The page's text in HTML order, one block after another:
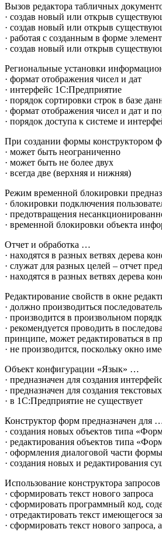
Вызов редактора табличных
· создав новый или открыв
· создав новый или открыв
· работая с созданным в форме
· создав новый или открыв
Региональные установки
· формат отображения чисел и дат
· интерфейс 1С:Предприятие
· порядок сортировки строк в базе
· формат отображения чисел и дат и
· порядок доступа к системе и
При создании формы конструктором
· может быть неограниченно
· может быть не более двух
· всегда две (верхняя и нижняя)
Режим временной блокировки
· блокировки подключения
· предотвращения
· временной блокировки объекта
Отчет и обработка …
· находятся в разных ветвях дерева
· cлужат для разных целей – отчет
· находятся в разных ветвях дерева
Редактирование свойств в окне
· должно производиться
· производится в произвольном
· рекомендуется проводить в
принципе, может редактироваться в
· не производится, поскольку окно
Объект конфигурации «Язык» …
· предназначен для создания
· предназначен для создания
· в 1С:Предприятие не существует
Конструктор форм предназначен для
· создания новых объектов типа
· редактирования объектов типа
· оформления диалоговой части
· создания новых и редактирования
Использование конструктора
· сформировать текст нового запроса
· сформировать программный код,
· отредактировать текст имеющегося
· сформировать текст нового